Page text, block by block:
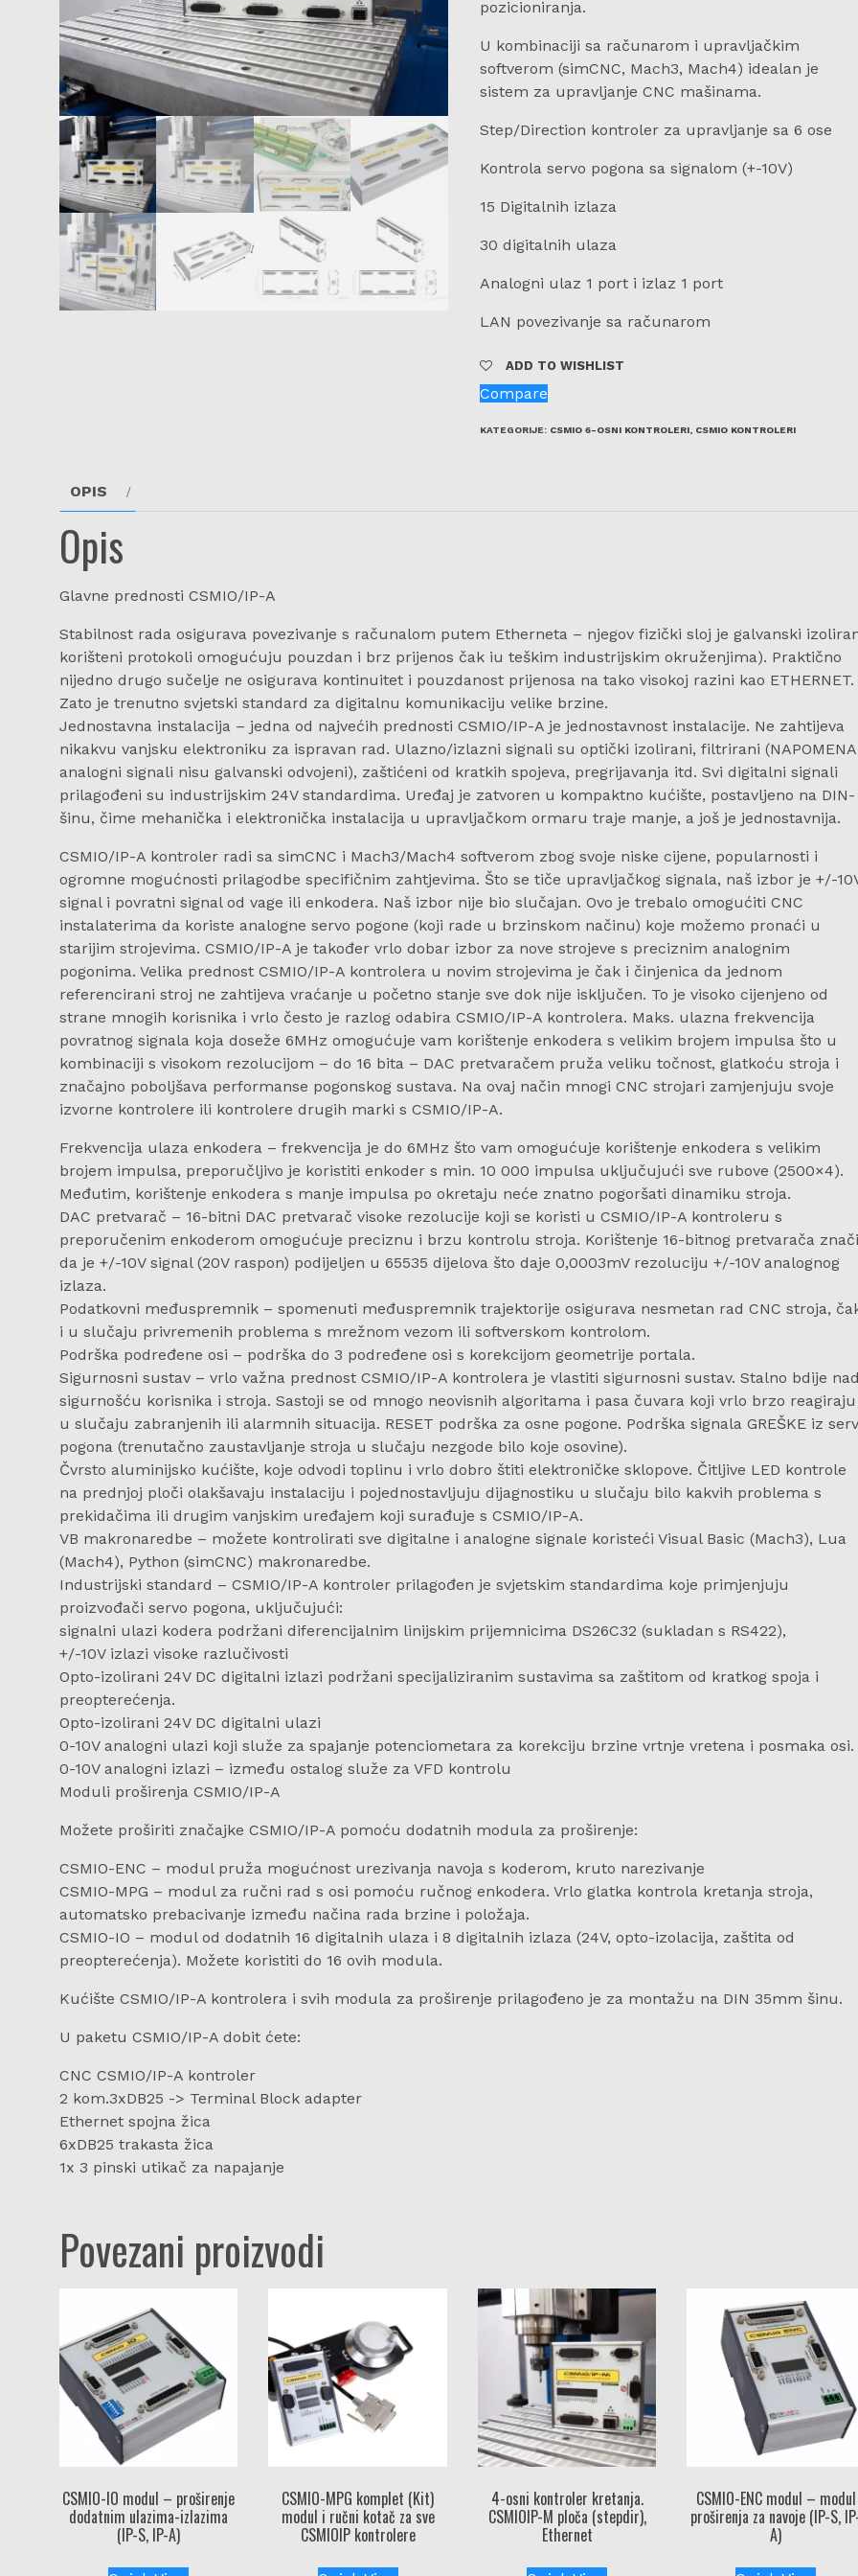
pozicioniranja.
U kombinaciji sa računarom i upravljačkim
softverom (simCNC, Mach3, Mach4) idealan je
sistem za upravljanje CNC mašinama.
Step/Direction kontroler za upravljanje sa 6 ose
Kontrola servo pogona sa signalom (+-10V)
15 Digitalnih izlaza
30 digitalnih ulaza
Analogni ulaz 1 port i izlaz 1 port
LAN povezivanje sa računarom
ADD TO WISHLIST
Compare
KATEGORIJE: CSMIO 6-OSNI KONTROLERI CSMIO KONTROLERI
OPIS
Opis
Glavne prednosti CSMIO/IP-A
Stabilnost rada osigurava povezivanje s računalom putem Etherneta – njegov fizički sloj je galvanski
korišteni protokoli omogućuju pouzdan i brz prijenos čak iu teškim industrijskim okruženjima). Praktično
nijedno drugo sučelje ne osigurava kontinuitet i pouzdanost prijenosa na tako visokoj razini kao ETHERNET.
Zato je trenutno svjetski standard za digitalnu komunikaciju velike brzine.
Jednostavna instalacija – jedna od najvećih prednosti CSMIO/IP-A je jednostavnost instalacije. Ne zahtijeva
nikakvu vanjsku elektroniku za ispravan rad. Ulazno/izlazni signali su optički izolirani, filtrirani
analogni signali nisu galvanski odvojeni), zaštićeni od kratkih spojeva, pregrijavanja itd. Svi digitalni signali
prilagođeni su industrijskim 24V standardima. Uređaj je zatvoren u kompaktno kućište, postavljeno na DIN-
šinu, čime mehanička i elektronička instalacija u upravljačkom ormaru traje manje, a još je jednostavnija.
CSMIO/IP-A kontroler radi sa simCNC i Mach3/Mach4 softverom zbog svoje niske cijene, popularnosti i
ogromne mogućnosti prilagodbe specifičnim zahtjevima. Što se tiče upravljačkog signala, naš izbor je +/-
signal i povratni signal od vage ili enkodera. Naš izbor nije bio slučajan. Ovo je trebalo omogućiti CNC
instalaterima da koriste analogne servo pogone (koji rade u brzinskom načinu) koje možemo pronaći u
starijim strojevima. CSMIO/IP-A je također vrlo dobar izbor za nove strojeve s preciznim analognim
pogonima. Velika prednost CSMIO/IP-A kontrolera u novim strojevima je čak i činjenica da jednom
referencirani stroj ne zahtijeva vraćanje u početno stanje sve dok nije isključen. To je visoko cijenjeno od
strane mnogih korisnika i vrlo često je razlog odabira CSMIO/IP-A kontrolera. Maks. ulazna frekvencija
povratnog signala koja doseže 6MHz omogućuje vam korištenje enkodera s velikim brojem impulsa što u
kombinaciji s visokom rezolucijom – do 16 bita – DAC pretvaračem pruža veliku točnost, glatkoću stroja i
značajno poboljšava performanse pogonskog sustava. Na ovaj način mnogi CNC strojari zamjenjuju svoje
izvorne kontrolere ili kontrolere drugih marki s CSMIO/IP-A.
Frekvencija ulaza enkodera – frekvencija je do 6MHz što vam omogućuje korištenje enkodera s velikim
brojem impulsa, preporučljivo je koristiti enkoder s min. 10 000 impulsa uključujući sve rubove (2500×4).
Međutim, korištenje enkodera s manje impulsa po okretaju neće znatno pogoršati dinamiku stroja.
DAC pretvarač – 16-bitni DAC pretvarač visoke rezolucije koji se koristi u CSMIO/IP-A kontroleru s
preporučenim enkoderom omogućuje preciznu i brzu kontrolu stroja. Korištenje 16-bitnog pretvarača znači
da je +/-10V signal (20V raspon) podijeljen u 65535 dijelova što daje 0,0003mV rezoluciju +/-10V analognog
izlaza.
Podatkovni međuspremnik – spomenuti međuspremnik trajektorije osigurava nesmetan rad CNC stroja,
i u slučaju privremenih problema s mrežnom vezom ili softverskom kontrolom.
Podrška podređene osi – podrška do 3 podređene osi s korekcijom geometrije portala.
Sigurnosni sustav – vrlo važna prednost CSMIO/IP-A kontrolera je vlastiti sigurnosni sustav. Stalno bdije
sigurnošću korisnika i stroja. Sastoji se od mnogo neovisnih algoritama i pasa čuvara koji vrlo brzo reagiraju
u slučaju zabranjenih ili alarmnih situacija. RESET podrška za osne pogone. Podrška signala GREŠKE iz
pogona (trenutačno zaustavljanje stroja u slučaju nezgode bilo koje osovine).
Čvrsto aluminijsko kućište, koje odvodi toplinu i vrlo dobro štiti elektroničke sklopove. Čitljive LED kontrole
na prednjoj ploči olakšavaju instalaciju i pojednostavljuju dijagnostiku u slučaju bilo kakvih problema s
prekidačima ili drugim vanjskim uređajem koji surađuje s CSMIO/IP-A.
VB makronaredbe – možete kontrolirati sve digitalne i analogne signale koristeći Visual Basic (Mach3), Lua
(Mach4), Python (simCNC) makronaredbe.
Industrijski standard – CSMIO/IP-A kontroler prilagođen je svjetskim standardima koje primjenjuju
proizvođači servo pogona, uključujući:
signalni ulazi kodera podržani diferencijalnim linijskim prijemnicima DS26C32 (sukladan s RS422),
+/-10V izlazi visoke razlučivosti
Opto-izolirani 24V DC digitalni izlazi podržani specijaliziranim sustavima sa zaštitom od kratkog spoja i
preopterećenja.
Opto-izolirani 24V DC digitalni ulazi
0-10V analogni ulazi koji služe za spajanje potenciometara za korekciju brzine vrtnje vretena i posmaka osi.
0-10V analogni izlazi – između ostalog služe za VFD kontrolu
Moduli proširenja CSMIO/IP-A
Možete proširiti značajke CSMIO/IP-A pomoću dodatnih modula za proširenje:
CSMIO-ENC – modul pruža mogućnost urezivanja navoja s koderom, kruto narezivanje
CSMIO-MPG – modul za ručni rad s osi pomoću ručnog enkodera. Vrlo glatka kontrola kretanja stroja,
automatsko prebacivanje između načina rada brzine i položaja.
CSMIO-IO – modul od dodatnih 16 digitalnih ulaza i 8 digitalnih izlaza (24V, opto-izolacija, zaštita od
preopterećenja). Možete koristiti do 16 ovih modula.
Kućište CSMIO/IP-A kontrolera i svih modula za proširenje prilagođeno je za montažu na DIN 35mm šinu.
U paketu CSMIO/IP-A dobit ćete:
CNC CSMIO/IP-A kontroler
2 kom.3xDB25 -> Terminal Block adapter
Ethernet spojna žica
6xDB25 trakasta žica
1x 3 pinski utikač za napajanje
Povezani proizvodi
CSMIO-IO modul – proširenje
dodatnim ulazima-izlazima
(IP-S, IP-A)
CSMIO-MPG komplet (Kit)
modul i ručni kotač za sve
CSMIOIP kontrolere
4-osni kontroler kretanja.
CSMIOIP-M ploča (stepdir),
Ethernet
CSMIO-ENC modul – modul
proširenja za navoje (IP-S,
A)